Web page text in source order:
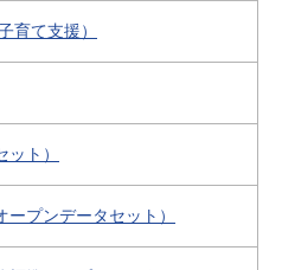
育て支援）
ト）
プンデータセット）